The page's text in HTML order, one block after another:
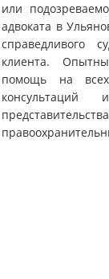
или
адвоката в
справедливого
клиента.
помощь на